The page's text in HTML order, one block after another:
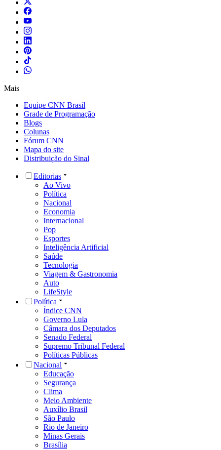
Mais
Equipe CNN Brasil
Grade de Programação
Blogs
Colunas
Fórum CNN
Mapa do site
Distribuição do Sinal
Editorias
Ao Vivo
Política
Nacional
Economia
Internacional
Pop
Esportes
Inteligência Artificial
Saúde
Tecnologia
Viagem & Gastronomia
Auto
LifeStyle
Política
Índice CNN
Governo Lula
Câmara dos Deputados
Senado Federal
Supremo Tribunal Federal
Políticas Públicas
Nacional
Educação
Segurança
Clima
Meio Ambiente
Auxílio Brasil
São Paulo
Rio de Janeiro
Minas Gerais
Brasília